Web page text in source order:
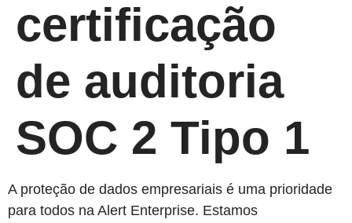
certificação
de auditoria
SOC 2 Tipo 1
A proteção de dados empresariais é uma prioridade
para todos na Alert Enterprise. Estamos